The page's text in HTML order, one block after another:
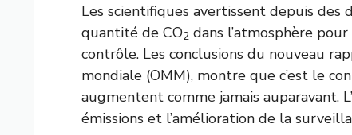
Les scientifiques avertissent depuis des
quantité de CO2 dans l’atmosphère
contrôle. Les conclusions du nouveau
mondiale (OMM), montre que c’est le
augmentent comme jamais auparavant.
émissions et l’amélioration de la